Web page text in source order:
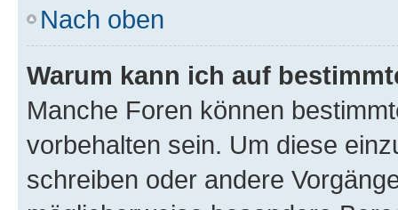
Nach oben
Warum kann ich auf
Manche Foren können
vorbehalten sein. Um diese
schreiben oder andere